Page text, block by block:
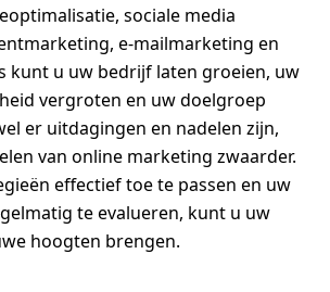
sociale media
e-mailmarketing en
kunt u uw bedrijf laten groeien, uw
vergroten en uw doelgroep
er uitdagingen en nadelen zijn,
van online marketing zwaarder.
effectief toe te passen en uw
te evalueren, kunt u uw
hoogten brengen.